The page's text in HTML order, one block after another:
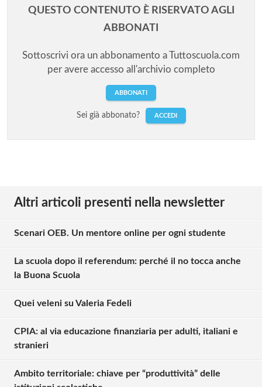
QUESTO CONTENUTO È RISERVATO AGLI
ABBONATI
Sottoscrivi ora un abbonamento a Tuttoscuola.com
per avere accesso all'archivio completo
ABBONATI
Sei già abbonato? ACCEDI
Altri articoli presenti nella newsletter
Scenari OEB. Un mentore online per ogni studente
La scuola dopo il referendum: perché il no tocca anche
la Buona Scuola
Quei veleni su Valeria Fedeli
CPIA: al via educazione finanziaria per adulti, italiani e
stranieri
Ambito territoriale: chiave per “produttività” delle
oppure accedi via
Giancarlo Onger
martedì 20 dicembre 2016
Buongiorno. Quello che lascia sgomenti è che della
necessità della riforma costituzionale relativa alla